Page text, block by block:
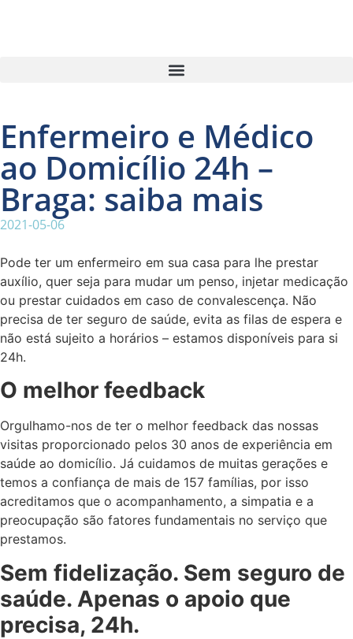
Enfermeiro e Médico
ao Domicílio 24h –
Braga: saiba mais
2021-05-06
Pode ter um enfermeiro em sua casa para lhe prestar
auxílio, quer seja para mudar um penso, injetar medicação
ou prestar cuidados em caso de convalescença. Não
precisa de ter seguro de saúde, evita as filas de espera e
não está sujeito a horários – estamos disponíveis para si
24h.
O melhor feedback
Orgulhamo-nos de ter o melhor feedback das nossas
visitas proporcionado pelos 30 anos de experiência em
saúde ao domicílio. Já cuidamos de muitas gerações e
temos a confiança de mais de 157 famílias, por isso
acreditamos que o acompanhamento, a simpatia e a
preocupação são fatores fundamentais no serviço que
prestamos.
Sem fidelização. Sem seguro de
saúde. Apenas o apoio que
precisa, 24h.